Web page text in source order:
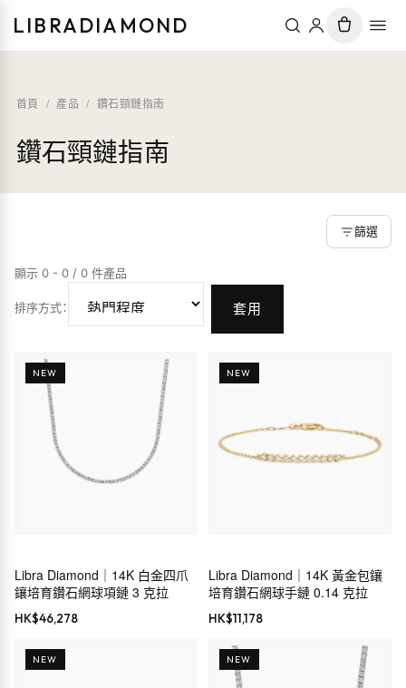
LIBRADIAMOND
首頁 / 產品 / 鑽石頸鏈指南
鑽石頸鏈指南
篩選
顯示 0 - 0 / 0 件產品
排序方式： 套用
NEW
Libra Diamond｜14K 白金四爪
鑲培育鑽石網球項鏈 3 克拉
HK$46,278
NEW
Libra Diamond｜14K 黃金包鑲
培育鑽石網球手鏈 0.14 克拉
HK$11,178
NEW NEW